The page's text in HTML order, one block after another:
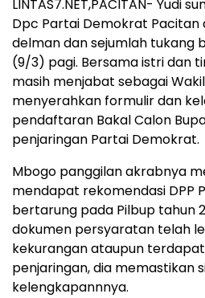
LINTAS7.NET,PACITAN- Yudi
Dpc Partai Demokrat
delman dan sejumlah tukang
(9/3) pagi. Bersama istri dan
masih menjabat sebagai
menyerahkan formulir dan
pendaftaran Bakal Calon
penjaringan Partai Demokrat.
Mbogo panggilan akrabnya
mendapat rekomendasi DPP
bertarung pada Pilbup tahun
dokumen persyaratan telah
kekurangan ataupun
penjaringan, dia memastikan
kelengkapannnya.